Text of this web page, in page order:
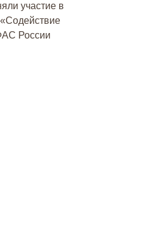
участие в
России